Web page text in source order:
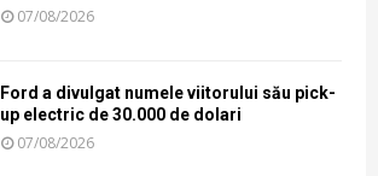
07/08/2026
Ford a divulgat numele viitorului său pick-
up electric de 30.000 de dolari
07/08/2026